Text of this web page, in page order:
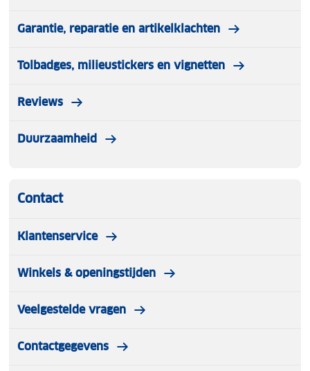
Garantie, reparatie en artikelklachten
Tolbadges, milieustickers en vignetten
Reviews
Duurzaamheid
Contact
Klantenservice
Winkels & openingstijden
Veelgestelde vragen
Contactgegevens